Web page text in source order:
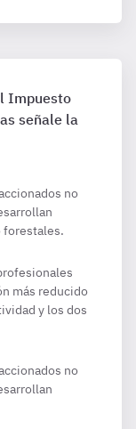
Impuesto
señale la
no
forestales.
más reducido
y los dos
no